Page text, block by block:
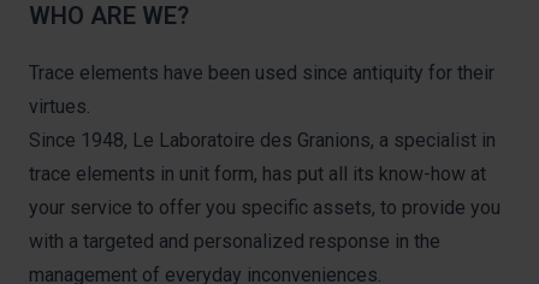
WHO ARE WE?
Trace elements have been used since antiquity for their
virtues.
Since 1948, Le Laboratoire des Granions, a specialist in
trace elements in unit form, has put all its know-how at
your service to offer you specific assets, to provide you
with a targeted and personalized response in the
management of everyday inconveniences.